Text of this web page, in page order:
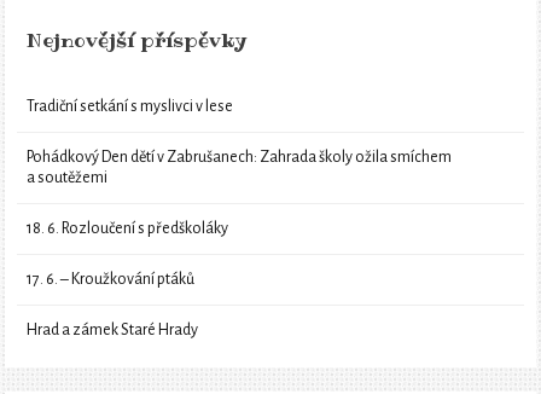
Nejnovější příspěvky
Tradiční setkání s myslivci v lese
Pohádkový Den dětí v Zabrušanech: Zahrada školy ožila smíchem
a soutěžemi
18. 6. Rozloučení s předškoláky
17. 6. – Kroužkování ptáků
Hrad a zámek Staré Hrady